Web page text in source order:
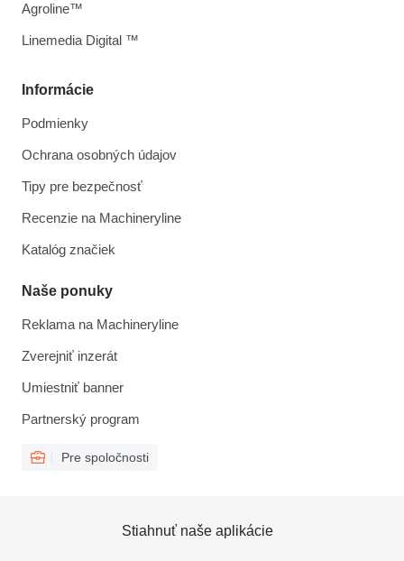
Informácie
Podmienky
Ochrana osobných údajov
Tipy pre bezpečnosť
Recenzie na Machineryline
Katalóg značiek
Naše ponuky
Reklama na Machineryline
Zverejniť inzerát
Umiestniť banner
Partnerský program
Pre spoločnosti
Agroline™
Linemedia Digital ™
Stiahnuť naše aplikácie